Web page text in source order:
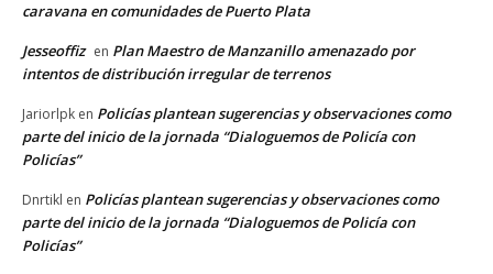
caravana en comunidades de Puerto Plata
Jesseoffiz en Plan Maestro de Manzanillo amenazado por
intentos de distribución irregular de terrenos
Jariorlpk en Policías plantean sugerencias y observaciones como
parte del inicio de la jornada “Dialoguemos de Policía con
Policías”
Dnrtikl en Policías plantean sugerencias y observaciones como
parte del inicio de la jornada “Dialoguemos de Policía con
Policías”